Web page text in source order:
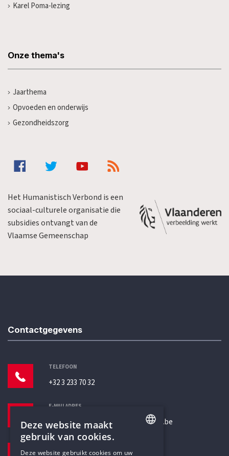
Karel Poma-lezing
Onze thema's
Jaarthema
Opvoeden en onderwijs
Gezondheidszorg
Het Humanistisch Verbond is een
sociaal-culturele organisatie die
subsidies ontvangt van de
Vlaamse Gemeenschap
Contactgegevens
TELEFOON
+32 3 233 70 32
E-MAILADRES
secretariaat@humanistischverbond.be
Deze website maakt
gebruik van cookies.
Deze website gebruikt cookies om uw